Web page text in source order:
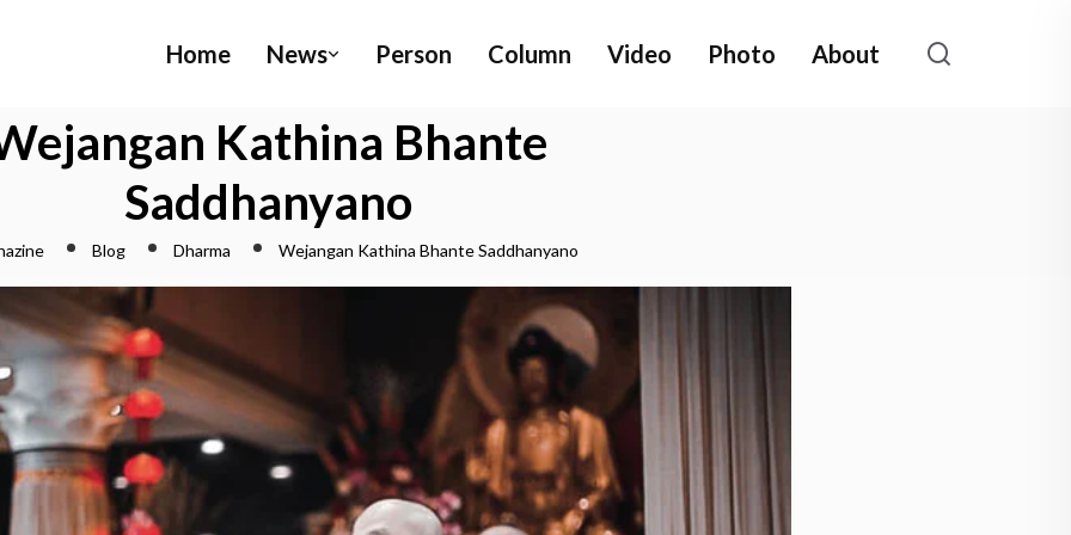
Home News Person Column Video Photo About
Kathina Bhante
Saddhanyano
Blog Dharma Wejangan Kathina Bhante Saddhanyano